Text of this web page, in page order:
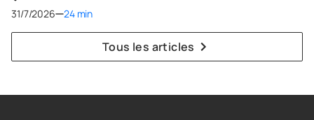
31/7/2026 24 min
Tous les articles